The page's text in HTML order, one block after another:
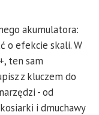
akumulatora:
o efekcie skali. W
ten sam
z kluczem do
- od
i dmuchawy